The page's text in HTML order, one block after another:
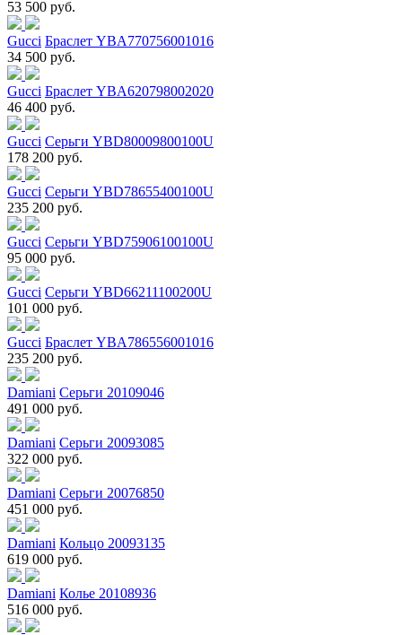
53 500 руб.
Gucci Браслет YBA770756001016
34 500 руб.
Gucci Браслет YBA620798002020
46 400 руб.
Gucci Серьги YBD80009800100U
178 200 руб.
Gucci Серьги YBD78655400100U
235 200 руб.
Gucci Серьги YBD75906100100U
95 000 руб.
Gucci Серьги YBD66211100200U
101 000 руб.
Gucci Браслет YBA786556001016
235 200 руб.
Damiani Серьги 20109046
491 000 руб.
Damiani Серьги 20093085
322 000 руб.
Damiani Серьги 20076850
451 000 руб.
Damiani Кольцо 20093135
619 000 руб.
Damiani Колье 20108936
516 000 руб.